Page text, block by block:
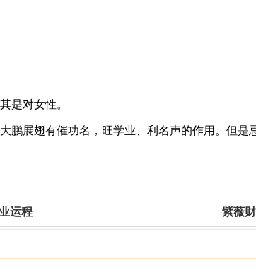
是对女性。
鹏展翅有催功名，旺学业、利名声的作用。但是
运程 紫薇